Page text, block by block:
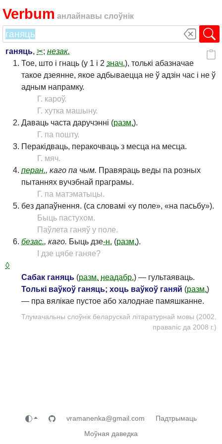
Verbum анлайнавы слоўнік
ганяць, ✂; незак.
Тое, што і гнаць (у 1 і 2 знач.), толькі абазначае
такое дзеянне, якое адбываецца не ў адзін час і не ў
адным напрамку.
Г. кароў.
Г. хутка машыну.
Даваць часта даручэнні (разм.).
Г. па пошту.
Перакідваць, перакочваць з месца на месца.
Г. мяч.
перан., каго па чым. Правяраць веды па розных
пытаннях вучэбнай праграмы.
Г. па матэматыцы.
без дапаўнення. (са словамі «у поле», «на пасьбу»).
Быць пастухом.
Паўлета ганяў у поле.
безас., каго. Быць дзе-н. (разм.).
І дзе цябе ганяе?
◊
Сабак ганяць (разм. неадабр.) — гультаяваць.
Толькі ваўкоў ганяць; хоць ваўкоў ганяй (разм.)
— пра вялікае пустое або халоднае памяшканне.
Тлумачальны слоўнік беларускай літаратурнай мовы (2002,
правапіс да 2008 г.)
vramanenka@gmail.com
Падтрымаць
Моўная даведка